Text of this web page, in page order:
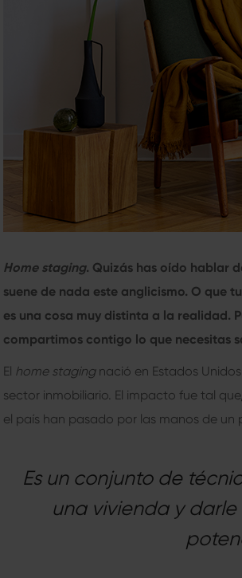
Home staging. Quizás has oído hablar
suene de nada este anglicismo. O que
es una cosa muy distinta a la realidad.
compartimos contigo lo que necesitas
El home stagingnació en Estados
sector inmobiliario. El impacto fue tal
el país han pasado por las manos de un
Es un conjunto de
una vivienda y